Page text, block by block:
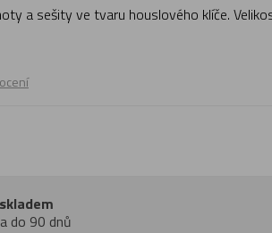
a sešity ve tvaru houslového klíče.
do 90 dnů